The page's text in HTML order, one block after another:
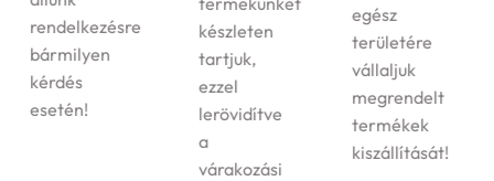
rendelkezésre
bármilyen
kérdés
esetén!
készleten
tartjuk,
ezzel
lerövidítve
a
várakozási
egész
területére
vállaljuk
megrendelt
termékek
kiszállítását!